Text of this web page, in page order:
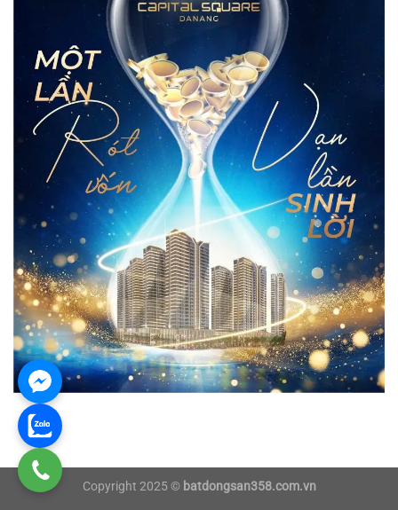
Copyright 2025 © batdongsan358.com.vn